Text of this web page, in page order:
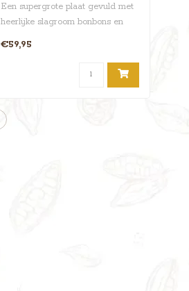
Een supergrote plaat gevuld met
heerlijke slagroom bonbons en
€59,95